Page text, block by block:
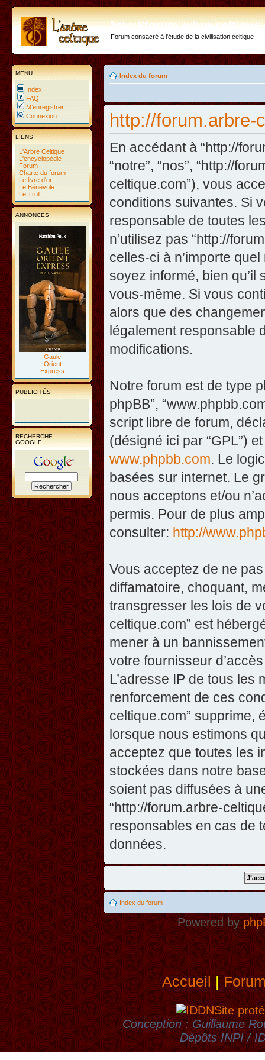
http://forum.arbre-
Forum consacré à l'étude de la civilisation celtique
MENU
Index
FAQ
M’enregistrer
Connexion
LIENS
L'Arbre Celtique
L'encyclopédie
Forum
Charte du forum
Le livre d'or
Le Bénévole
Le Troll
ANNONCES
Gaule
Orient
Express
PUBLICITÉS
RECHERCHE
GOOGLE
Index du forum
http://forum.arbre-
En accédant à “http://
“notre”, “nos”, “http://
celtique.com”), vous
conditions suivantes. Si
responsable de toutes
n’utilisez pas “http://
celles-ci à n’importe
soyez informé, bien
vous-même. Si vous
alors que des
légalement responsable
modifications.
Notre forum est de type
phpBB”,
script libre de forum,
(désigné ici par “GPL”)
www.phpbb.com. Le
basées sur internet. Le
nous acceptons et/ou
permis. Pour de plus
consulter: http://
Vous acceptez de ne
diffamatoire, choquant,
transgresser les lois de
celtique.com” est
mener à un
votre fournisseur
L’adresse IP de tous
renforcement de ces
celtique.com” supprime,
lorsque nous estimons
acceptez que toutes les
stockées dans notre
soient pas diffusées à
“http://forum.arbre-
responsables en cas de
données.
Index du forum
Powered by
Accueil|
Site
Conception : Guillaume
Dèpôts INPI /